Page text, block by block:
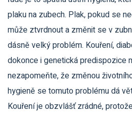
plaku na zubech. Plak, pokud se
může ztvrdnout a změnit se v
dásně velký problém. Kouření,
dokonce i genetická predispozice
nezapomeňte, že změnou
hygieně se tomuto problému dá
Kouření je obzvlášť zrádné,